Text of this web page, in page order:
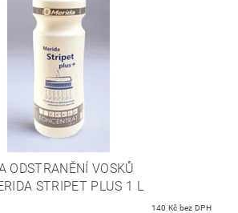
ODSTRANĚNÍ VOSKŮ
STRIPET PLUS 1 L
140 Kč bez DPH